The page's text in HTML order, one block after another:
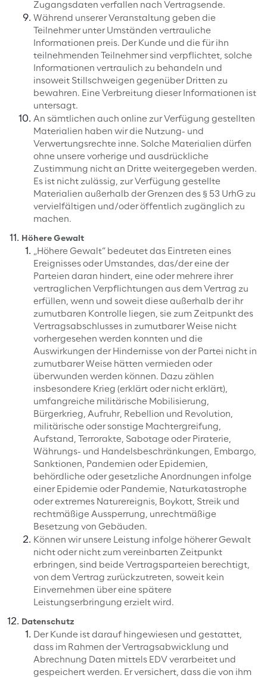
Zugangsdaten verfallen nach Vertragsende.
Während unserer Veranstaltung geben die
Teilnehmer unter Umständen vertrauliche
Informationen preis. Der Kunde und die für ihn
teilnehmenden Teilnehmer sind verpflichtet, solche
Informationen vertraulich zu behandeln und
insoweit Stillschweigen gegenüber Dritten zu
bewahren. Eine Verbreitung dieser Informationen ist
untersagt.
An sämtlichen auch online zur Verfügung gestellten
Materialien haben wir die Nutzung- und
Verwertungsrechte inne. Solche Materialien dürfen
ohne unsere vorherige und ausdrückliche
Zustimmung nicht an Dritte weitergegeben werden.
Es ist nicht zulässig, zur Verfügung gestellte
Materialien außerhalb der Grenzen des § 53 UrhG zu
vervielfältigen und/oder öffentlich zugänglich zu
machen.
Höhere Gewalt
„Höhere Gewalt“ bedeutet das Eintreten eines
Ereignisses oder Umstandes, das/der eine der
Parteien daran hindert, eine oder mehrere ihrer
vertraglichen Verpflichtungen aus dem Vertrag zu
erfüllen, wenn und soweit diese außerhalb der ihr
zumutbaren Kontrolle liegen, sie zum Zeitpunkt des
Vertragsabschlusses in zumutbarer Weise nicht
vorhergesehen werden konnten und die
Auswirkungen der Hindernisse von der Partei nicht in
zumutbarer Weise hätten vermieden oder
überwunden werden können. Dazu zählen
insbesondere Krieg (erklärt oder nicht erklärt),
umfangreiche militärische Mobilisierung,
Bürgerkrieg, Aufruhr, Rebellion und Revolution,
militärische oder sonstige Machtergreifung,
Aufstand, Terrorakte, Sabotage oder Piraterie,
Währungs- und Handelsbeschränkungen, Embargo,
Sanktionen, Pandemien oder Epidemien,
behördliche oder gesetzliche Anordnungen infolge
einer Epidemie oder Pandemie, Naturkatastrophe
oder extremes Naturereignis, Boykott, Streik und
rechtmäßige Aussperrung, unrechtmäßige
Besetzung von Gebäuden.
Können wir unsere Leistung infolge höherer Gewalt
nicht oder nicht zum vereinbarten Zeitpunkt
erbringen, sind beide Vertragsparteien berechtigt,
von dem Vertrag zurückzutreten, soweit kein
Einvernehmen über eine spätere
Leistungserbringung erzielt wird.
Datenschutz
Der Kunde ist darauf hingewiesen und gestattet,
dass im Rahmen der Vertragsabwicklung und
Abrechnung Daten mittels EDV verarbeitet und
gespeichert werden. Er versichert, dass die von ihm